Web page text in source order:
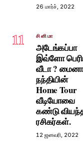
26 மார்ச், 2022
11 சினிமா
அடேங்கப்பா
இவ்ளோ
வீடா ? மைனா
நந்தியின்
Home Tour
வீடியோவை
கண்டு
ரசிகர்கள்.
12 ஜனவரி, 2022